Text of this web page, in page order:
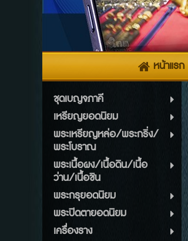
หน้าแรก
ชุดเบญจภาคี
เหรียญยอดนิยม
พระเหรียญหล่อ/พระกริ่ง/
พระโบราณ
พระเนื้อผง/เนื้อดิน/เนื้อ
ว่าน/เนื้อชิน
พระกรุยอดนิยม
พระปิดตายอดนิยม
เครื่องราง